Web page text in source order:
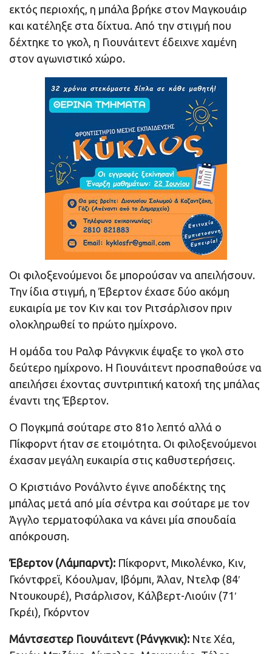
εκτός περιοχής, η μπάλα βρήκε στον Μαγκουάιρ
και κατέληξε στα δίχτυα. Από την στιγμή που
δέχτηκε το γκολ, η Γιουνάιτεντ έδειχνε χαμένη
στον αγωνιστικό χώρο.
Οι φιλοξενούμενοι δε μπορούσαν να απειλήσουν.
Την ίδια στιγμή, η Έβερτον έχασε δύο ακόμη
ευκαιρία με τον Κιν και τον Ριτσάρλισον πριν
ολοκληρωθεί το πρώτο ημίχρονο.
Η ομάδα του Ραλφ Ράνγκνικ έψαξε το γκολ στο
δεύτερο ημίχρονο. Η Γιουνάιτεντ προσπαθούσε να
απειλήσει έχοντας συντριπτική κατοχή της μπάλας
έναντι της Έβερτον.
Ο Πογκμπά σούταρε στο 81ο λεπτό αλλά ο
Πίκφορντ ήταν σε ετοιμότητα. Οι φιλοξενούμενοι
έχασαν μεγάλη ευκαιρία στις καθυστερήσεις.
Ο Κριστιάνο Ρονάλντο έγινε αποδέκτης της
μπάλας μετά από μία σέντρα και σούταρε με τον
Άγγλο τερματοφύλακα να κάνει μία σπουδαία
απόκρουση.
Έβερτον (Λάμπαρντ): Πίκφορντ, Μικολένκο, Κιν,
Γκόντφρεϊ, Κόουλμαν, Ιβόμπι, Άλαν, Ντελφ (84′
Ντουκουρέ), Ρισάρλισον, Κάλβερτ-Λιούιν (71′
Γκρέι), Γκόρντον
Μάντσεστερ Γιουνάιτεντ (Ράνγκνικ): Ντε Χέα,